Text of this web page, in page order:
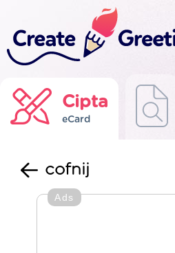
Cipta
eCard
cofnij
Ads